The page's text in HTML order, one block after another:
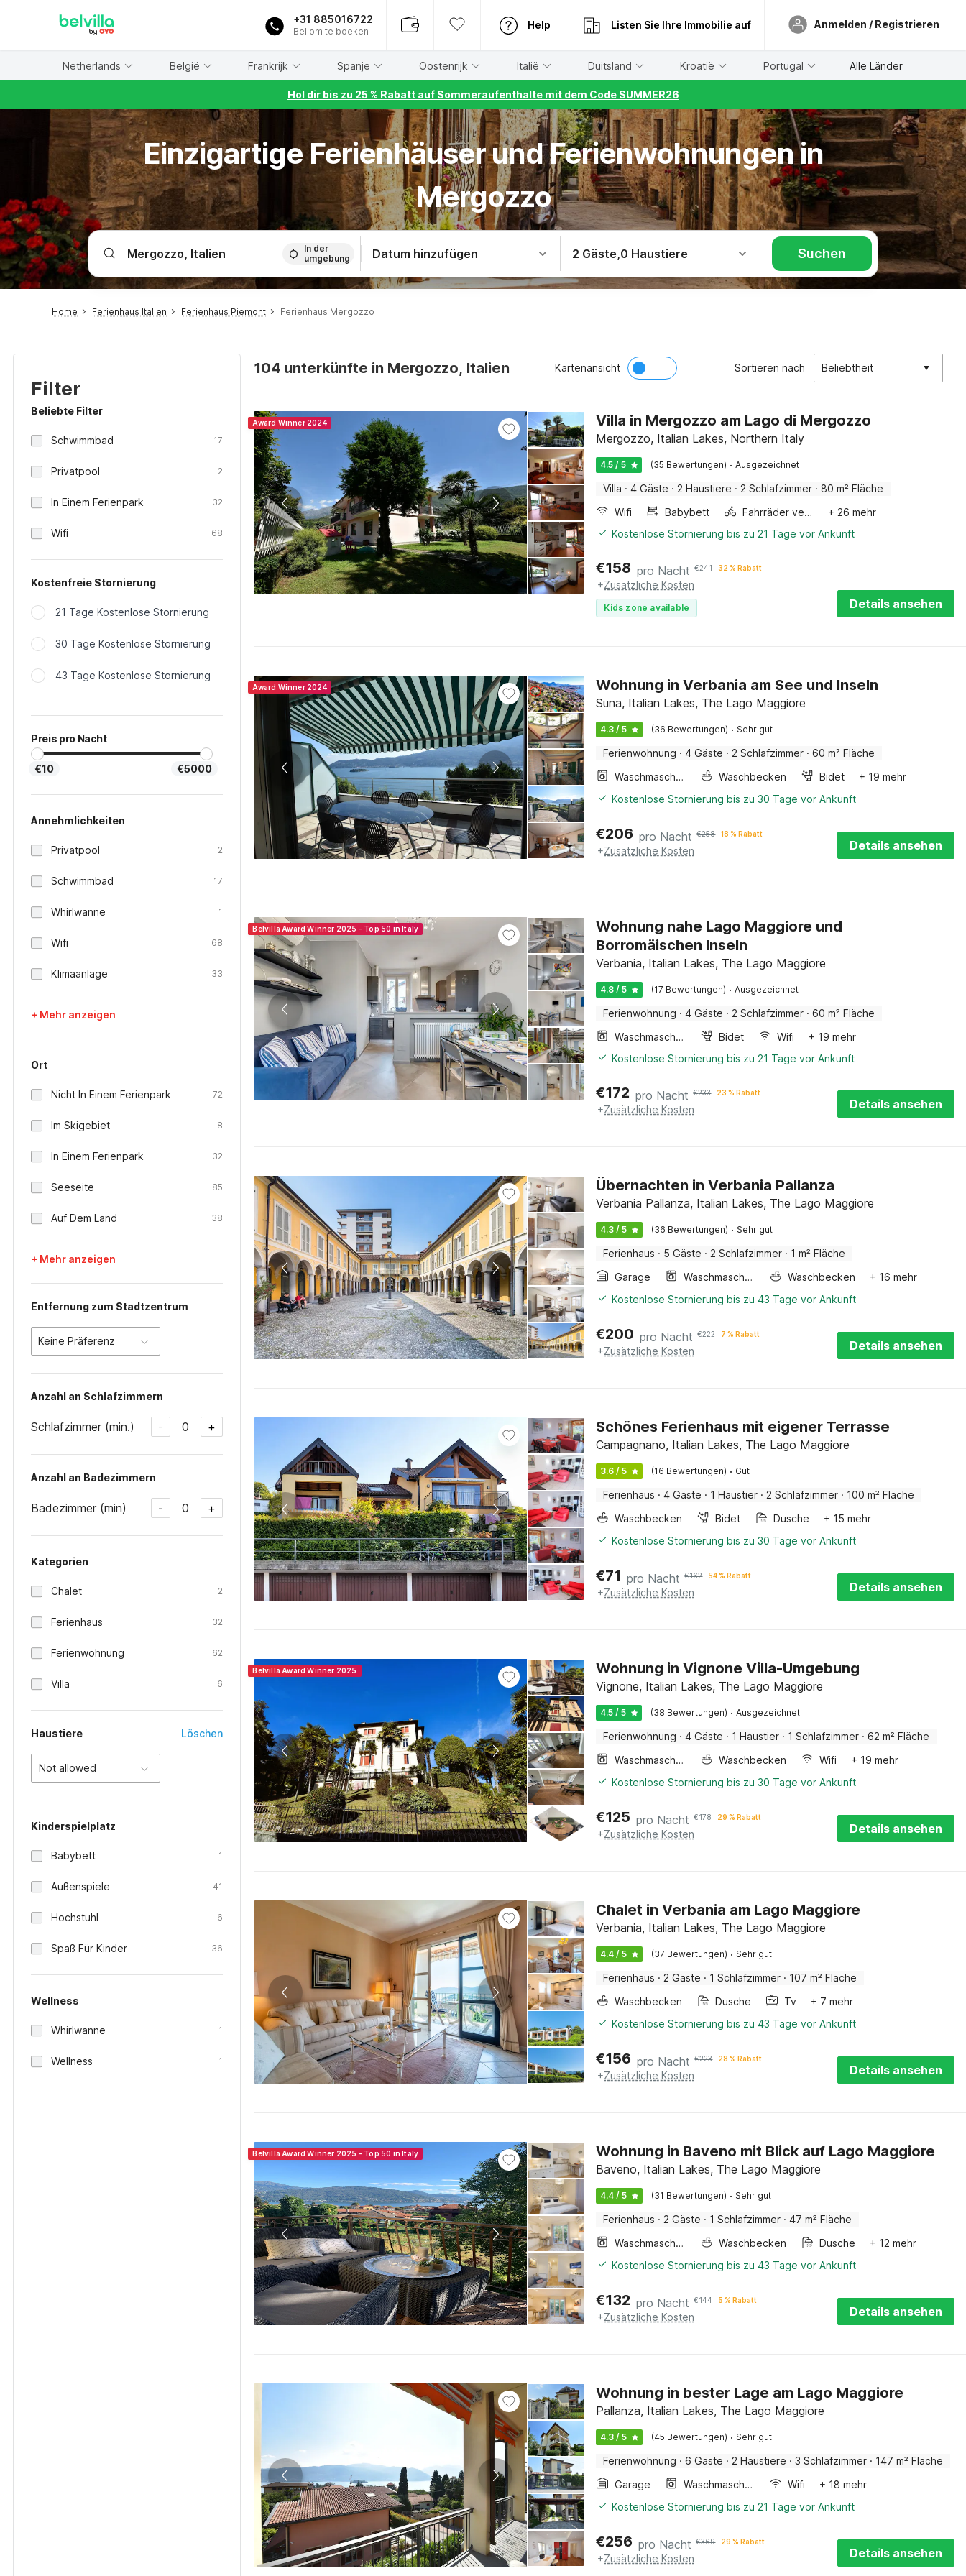
+31 885016722
Bel om te boeken
Help Listen Sie Ihre Immobilie auf Anmelden / Registrieren
Netherlands België Frankrijk Spanje Oostenrijk Italië Duitsland Kroatië Portugal Alle Länder
Hol dir bis zu 25 % Rabatt auf Sommeraufenthalte mit dem Code SUMMER26
Einzigartige Ferienhäuser und Ferienwohnungen in
Mergozzo
In der
umgebung
Datum hinzufügen 2 Gäste,0 Haustiere Suchen
Home Ferienhaus Italien Ferienhaus Piemont Ferienhaus Mergozzo
Filter
Beliebte Filter
Schwimmbad 17
Privatpool 2
In Einem Ferienpark 32
Wifi 68
Kostenfreie Stornierung
21 Tage Kostenlose Stornierung
30 Tage Kostenlose Stornierung
43 Tage Kostenlose Stornierung
Preis pro Nacht
€10 €5000
Annehmlichkeiten
Privatpool 2
Schwimmbad 17
Whirlwanne 1
Wifi 68
Klimaanlage 33
+ Mehr anzeigen
Ort
Nicht In Einem Ferienpark 72
Im Skigebiet 8
In Einem Ferienpark 32
Seeseite 85
Auf Dem Land 38
+ Mehr anzeigen
Entfernung zum Stadtzentrum
Keine Präferenz
Anzahl an Schlafzimmern
Schlafzimmer (min.) - 0 +
Anzahl an Badezimmern
Badezimmer (min) - 0 +
Kategorien
Chalet 2
Ferienhaus 32
Ferienwohnung 62
Villa 6
Haustiere Löschen
Not allowed
Kinderspielplatz
Babybett 1
Außenspiele 41
Hochstuhl 6
Spaß Für Kinder 36
Wellness
Whirlwanne 1
Wellness 1
104 unterkünfte in Mergozzo, Italien Kartenansicht Sortieren nach Beliebtheit
Award Winner 2024 Villa in Mergozzo am Lago di Mergozzo
Mergozzo, Italian Lakes, Northern Italy
4.5 / 5 (35 Bewertungen) · Ausgezeichnet
Villa · 4 Gäste · 2 Haustiere · 2 Schlafzimmer · 80 m² Fläche
Wifi
Babybett Fahrräder verfügbar
+ 26 mehr
Kostenlose Stornierung bis zu 21 Tage vor Ankunft
€158 pro Nacht €241 32 % Rabatt
+Zusätzliche Kosten
Kids zone available Details ansehen
Award Winner 2024 Wohnung in Verbania am See und Inseln
Suna, Italian Lakes, The Lago Maggiore
4.3 / 5 (36 Bewertungen) · Sehr gut
Ferienwohnung · 4 Gäste · 2 Schlafzimmer · 60 m² Fläche
Waschmaschine
Waschbecken Bidet
+ 19 mehr
Kostenlose Stornierung bis zu 30 Tage vor Ankunft
€206 pro Nacht €258 18 % Rabatt
+Zusätzliche Kosten Details ansehen
Belvilla Award Winner 2025 - Top 50 in Italy
Wohnung nahe Lago Maggiore und
Borromäischen Inseln
Verbania, Italian Lakes, The Lago Maggiore
4.8 / 5 (17 Bewertungen) · Ausgezeichnet
Ferienwohnung · 4 Gäste · 2 Schlafzimmer · 60 m² Fläche
Waschmaschine
Bidet Wifi
+ 19 mehr
Kostenlose Stornierung bis zu 21 Tage vor Ankunft
€172 pro Nacht €233 23 % Rabatt
+Zusätzliche Kosten Details ansehen
Übernachten in Verbania Pallanza
Verbania Pallanza, Italian Lakes, The Lago Maggiore
4.3 / 5 (36 Bewertungen) · Sehr gut
Ferienhaus · 5 Gäste · 2 Schlafzimmer · 1 m² Fläche
Garage
Waschmaschine Waschbecken
+ 16 mehr
Kostenlose Stornierung bis zu 43 Tage vor Ankunft
€200 pro Nacht €222 7 % Rabatt
+Zusätzliche Kosten Details ansehen
Schönes Ferienhaus mit eigener Terrasse
Campagnano, Italian Lakes, The Lago Maggiore
3.6 / 5 (16 Bewertungen) · Gut
Ferienhaus · 4 Gäste · 1 Haustier · 2 Schlafzimmer · 100 m² Fläche
Waschbecken
Bidet Dusche
+ 15 mehr
Kostenlose Stornierung bis zu 30 Tage vor Ankunft
€71 pro Nacht €162 54 % Rabatt
+Zusätzliche Kosten Details ansehen
Belvilla Award Winner 2025 Wohnung in Vignone Villa-Umgebung
Vignone, Italian Lakes, The Lago Maggiore
4.5 / 5 (38 Bewertungen) · Ausgezeichnet
Ferienwohnung · 4 Gäste · 1 Haustier · 1 Schlafzimmer · 62 m² Fläche
Waschmaschine
Waschbecken Wifi
+ 19 mehr
Kostenlose Stornierung bis zu 30 Tage vor Ankunft
€125 pro Nacht €178 29 % Rabatt
+Zusätzliche Kosten Details ansehen
Chalet in Verbania am Lago Maggiore
Verbania, Italian Lakes, The Lago Maggiore
4.4 / 5 (37 Bewertungen) · Sehr gut
Ferienhaus · 2 Gäste · 1 Schlafzimmer · 107 m² Fläche
Waschbecken
Dusche Tv
+ 7 mehr
Kostenlose Stornierung bis zu 43 Tage vor Ankunft
€156 pro Nacht €223 28 % Rabatt
+Zusätzliche Kosten Details ansehen
Belvilla Award Winner 2025 - Top 50 in Italy Wohnung in Baveno mit Blick auf Lago Maggiore
Baveno, Italian Lakes, The Lago Maggiore
4.4 / 5 (31 Bewertungen) · Sehr gut
Ferienhaus · 2 Gäste · 1 Schlafzimmer · 47 m² Fläche
Waschmaschine
Waschbecken Dusche
+ 12 mehr
Kostenlose Stornierung bis zu 43 Tage vor Ankunft
€132 pro Nacht €144 5 % Rabatt
+Zusätzliche Kosten Details ansehen
Wohnung in bester Lage am Lago Maggiore
Pallanza, Italian Lakes, The Lago Maggiore
4.3 / 5 (45 Bewertungen) · Sehr gut
Ferienwohnung · 6 Gäste · 2 Haustiere · 3 Schlafzimmer · 147 m² Fläche
Garage
Waschmaschine Wifi
+ 18 mehr
Kostenlose Stornierung bis zu 21 Tage vor Ankunft
€256 pro Nacht €369 29 % Rabatt
+Zusätzliche Kosten Details ansehen